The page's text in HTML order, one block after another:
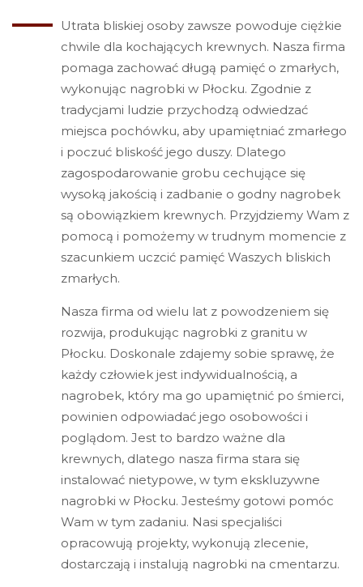
Utrata bliskiej osoby zawsze powoduje ciężkie
chwile dla kochających krewnych. Nasza firma
pomaga zachować długą pamięć o zmarłych,
wykonując nagrobki w Płocku. Zgodnie z
tradycjami ludzie przychodzą odwiedzać
miejsca pochówku, aby upamiętniać zmarłego
i poczuć bliskość jego duszy. Dlatego
zagospodarowanie grobu cechujące się
wysoką jakością i zadbanie o godny nagrobek
są obowiązkiem krewnych. Przyjdziemy Wam z
pomocą i pomożemy w trudnym momencie z
szacunkiem uczcić pamięć Waszych bliskich
zmarłych.
Nasza firma od wielu lat z powodzeniem się
rozwija, produkując nagrobki z granitu w
Płocku. Doskonale zdajemy sobie sprawę, że
każdy człowiek jest indywidualnością, a
nagrobek, który ma go upamiętnić po śmierci,
powinien odpowiadać jego osobowości i
poglądom. Jest to bardzo ważne dla
krewnych, dlatego nasza firma stara się
instalować nietypowe, w tym ekskluzywne
nagrobki w Płocku. Jesteśmy gotowi pomóc
Wam w tym zadaniu. Nasi specjaliści
opracowują projekty, wykonują zlecenie,
dostarczają i instalują nagrobki na cmentarzu.